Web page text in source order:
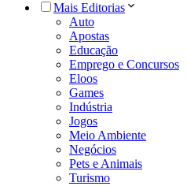
Mais Editorias
Auto
Apostas
Educação
Emprego e Concursos
Eloos
Games
Indústria
Jogos
Meio Ambiente
Negócios
Pets e Animais
Turismo